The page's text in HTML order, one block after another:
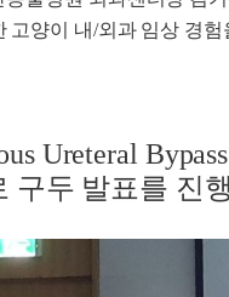
양이 내/외과 임상 경험
Ureteral
구두 발표를 진